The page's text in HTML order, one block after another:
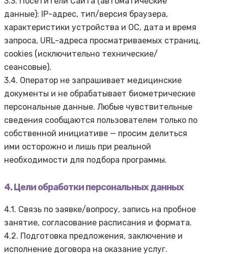
данные): IP-адрес, тип/версия браузера,
характеристики устройства и ОС, дата и время
запроса, URL-адреса просматриваемых страниц,
cookies (исключительно технические/
сеансовые).
3.4. Оператор не запрашивает медицинские
документы и не обрабатывает биометрические
персональные данные. Любые чувствительные
сведения сообщаются пользователем только по
собственной инициативе — просим делиться
ими осторожно и лишь при реальной
необходимости для подбора программы.
4. Цели обработки персональных данных
4.1. Связь по заявке/вопросу, запись на пробное
занятие, согласование расписания и формата.
4.2. Подготовка предложения, заключение и
исполнение договора на оказание услуг.